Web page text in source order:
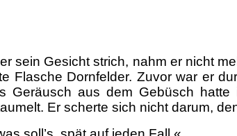
sein Gesicht strich, nahm er nicht
Flasche Dornfelder. Zuvor war er
Geräusch aus dem Gebüsch
Er scherte sich nicht darum,